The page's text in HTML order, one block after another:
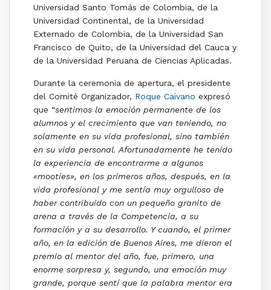
Universidad Santo Tomás de Colombia, de la
Universidad Continental, de la Universidad
Externado de Colombia, de la Universidad San
Francisco de Quito, de la Universidad del Cauca y
de la Universidad Peruana de Ciencias Aplicadas.
Durante la ceremonia de apertura, el presidente
del Comité Organizador, Roque Caivano expresó
que “sentimos la emoción permanente de los
alumnos y el crecimiento que van teniendo, no
solamente en su vida profesional, sino también
en su vida personal. Afortunadamente he tenido
la experiencia de encontrarme a algunos
«mooties», en los primeros años, después, en la
vida profesional y me sentía muy orgulloso de
haber contribuido con un pequeño granito de
arena a través de la Competencia, a su
formación y a su desarrollo. Y cuando, el primer
año, en la edición de Buenos Aires, me dieron el
premio al mentor del año, fue, primero, una
enorme sorpresa y, segundo, una emoción muy
grande, porque sentí que la palabra mentor era